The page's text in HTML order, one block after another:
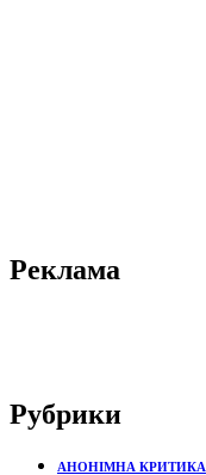
Реклама
Рубрики
АНОНІМНА КРИТИКА